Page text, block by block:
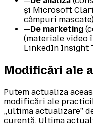
și Microsoft
câmpuri
—De marketing
(materiale video
LinkedIn Insight
Modificări ale
Putem actualiza
modificări ale
„ultima actualizare”
curentă. Ultima